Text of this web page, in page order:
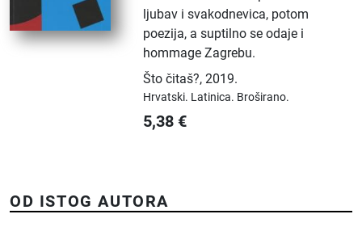
ljubav i svakodnevica, potom
poezija, a suptilno se odaje i
hommage Zagrebu.
Što čitaš?,2019.
Hrvatski. Latinica. Broširano.
5,38 €
OD ISTOG AUTORA